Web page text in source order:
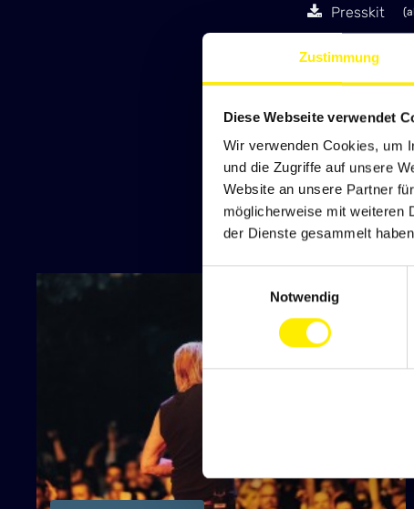
Zustimmung
Diese Webseite verwendet
Wir verwenden Cookies, um
und die Zugriffe auf unsere
Website an unsere Partner
möglicherweise mit weiteren
der Dienste gesammelt
Notwendig
Presskit
Pressetext
Tourplan